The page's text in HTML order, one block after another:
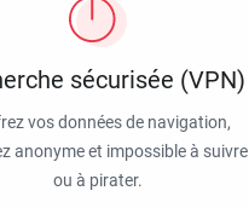
sécurisée (VPN)
vos données de navigation,
anonyme et impossible à suivre
ou à pirater.